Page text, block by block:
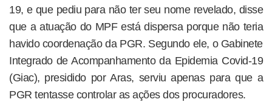
19, e que pediu para não ter seu nome revelado, disse
que a atuação do MPF está dispersa porque não teria
havido coordenação da PGR. Segundo ele, o Gabinete
Integrado de Acompanhamento da Epidemia Covid-19
(Giac), presidido por Aras, serviu apenas para que a
PGR tentasse controlar as ações dos procuradores.